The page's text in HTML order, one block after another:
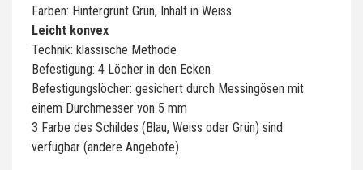
Farben: Hintergrunt Grün, Inhalt in Weiss
Leicht konvex
Technik: klassische Methode
Befestigung: 4 Löcher in den Ecken
Befestigungslöcher: gesichert durch Messingösen mit
einem Durchmesser von 5 mm
3 Farbe des Schildes (Blau, Weiss oder Grün) sind
verfügbar (andere Angebote)